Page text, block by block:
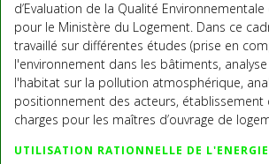
d’Evaluation de la Qualité
pour le Ministère du Logement. Dans ce
travaillé sur différentes études (prise en
l'environnement dans les bâtiments,
l'habitat sur la pollution atmosphérique,
positionnement des acteurs, établissement
charges pour les maîtres d’ouvrage de
UTILISATION RATIONNELLE DE L'ENERGIE